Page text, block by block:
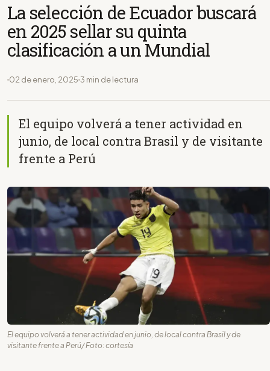
La selección de Ecuador buscará
en 2025 sellar su quinta
clasificación a un Mundial
02 de enero, 2025 3 min de lectura
El equipo volverá a tener actividad en
junio, de local contra Brasil y de visitante
frente a Perú
El equipo volverá a tener actividad en junio, de local contra Brasil y de
visitante frente a Perú/ Foto: cortesía